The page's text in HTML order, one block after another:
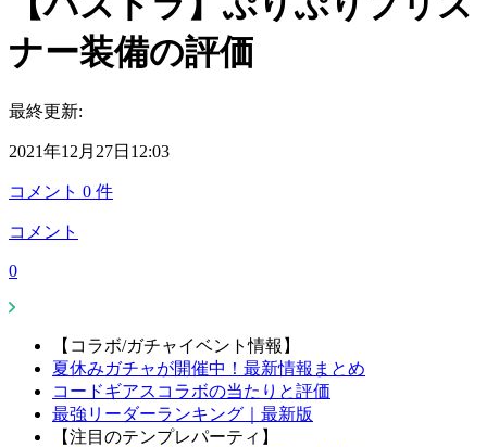
ナー装備の評価
最終更新:
2021年12月27日12:03
コメント 0 件
コメント
0
【コラボ/ガチャイベント情報】
夏休みガチャが開催中！最新情報まとめ
コードギアスコラボの当たりと評価
最強リーダーランキング｜最新版
【注目のテンプレパーティ】